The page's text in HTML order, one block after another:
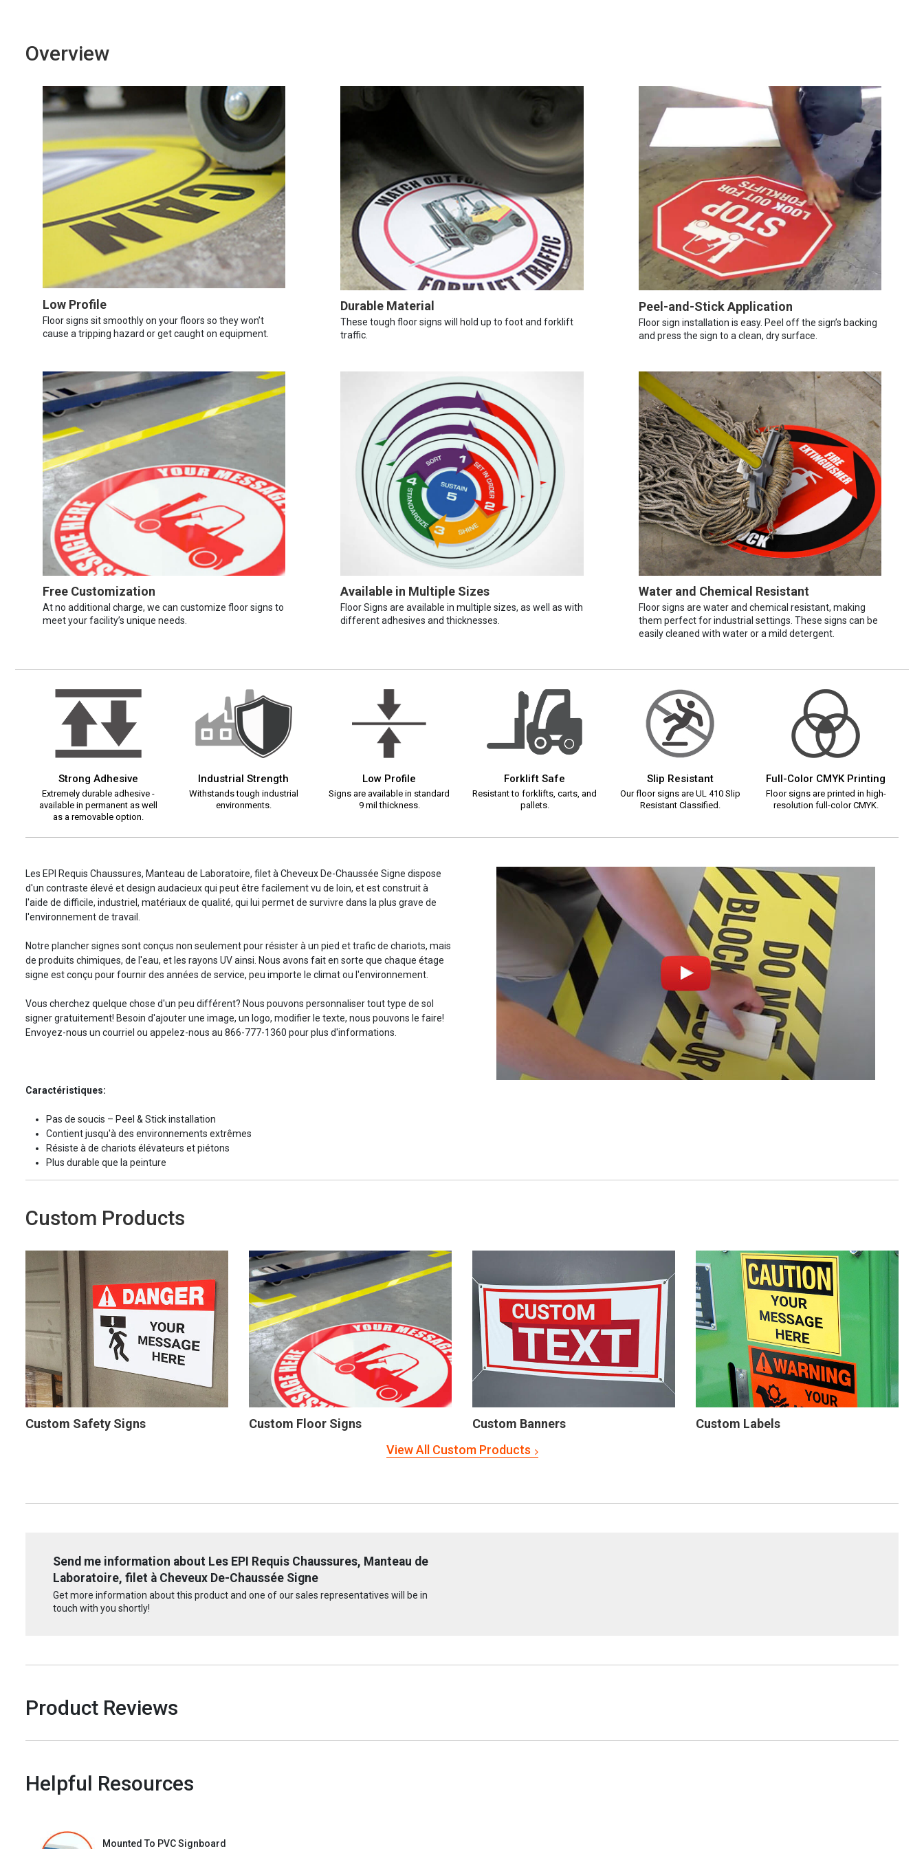
Overview
Low Profile
Floor signs sit smoothly on your floors so they won’t
cause a tripping hazard or get caught on equipment.
Durable Material
These tough floor signs will hold up to foot and forklift
traffic.
Peel-and-Stick Application
Floor sign installation is easy. Peel off the sign’s backing
and press the sign to a clean, dry surface.
Free Customization
At no additional charge, we can customize floor signs to
meet your facility’s unique needs.
Available in Multiple Sizes
Floor Signs are available in multiple sizes, as well as with
different adhesives and thicknesses.
Water and Chemical Resistant
Floor signs are water and chemical resistant, making
them perfect for industrial settings. These signs can be
easily cleaned with water or a mild detergent.
Strong Adhesive
Extremely durable adhesive -
available in permanent as well
as a removable option.
Industrial Strength
Withstands tough industrial
environments.
Low Profile
Signs are available in standard
9 mil thickness.
Forklift Safe
Resistant to forklifts, carts, and
pallets.
Slip Resistant
Our floor signs are UL 410 Slip
Resistant Classified.
Full-Color CMYK Printing
Floor signs are printed in high-
resolution full-color CMYK.
Les EPI Requis Chaussures, Manteau de Laboratoire, filet à Cheveux De-Chaussée Signe dispose
d'un contraste élevé et design audacieux qui peut être facilement vu de loin, et est construit à
l'aide de difficile, industriel, matériaux de qualité, qui lui permet de survivre dans la plus grave de
l'environnement de travail.
Notre plancher signes sont conçus non seulement pour résister à un pied et trafic de chariots, mais
de produits chimiques, de l'eau, et les rayons UV ainsi. Nous avons fait en sorte que chaque étage
signe est conçu pour fournir des années de service, peu importe le climat ou l'environnement.
Vous cherchez quelque chose d'un peu différent? Nous pouvons personnaliser tout type de sol
signer gratuitement! Besoin d'ajouter une image, un logo, modifier le texte, nous pouvons le faire!
Envoyez-nous un courriel ou appelez-nous au 866-777-1360 pour plus d'informations.
Caractéristiques:
Pas de soucis – Peel & Stick installation
Contient jusqu'à des environnements extrêmes
Résiste à de chariots élévateurs et piétons
Plus durable que la peinture
Custom Products
Custom Safety Signs Custom Floor Signs Custom Banners
Custom Labels
View All Custom Products
Send me information about Les EPI Requis Chaussures, Manteau de
Laboratoire, filet à Cheveux De-Chaussée Signe
Get more information about this product and one of our sales representatives will be in
touch with you shortly!
Product Reviews
Helpful Resources
Mounted To PVC Signboard